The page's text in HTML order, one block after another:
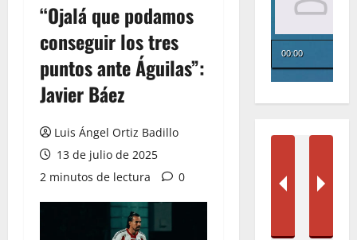
“Ojalá que podamos
conseguir los tres
puntos ante Águilas”:
Javier Báez
Luis Ángel Ortiz Badillo
13 de julio de 2025
2 minutos de lectura
0